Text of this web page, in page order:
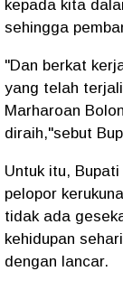
kepada kita
sehingga
"Dan berkat
yang telah
Marharoan
diraih,"sebut
Untuk itu,
pelopor
tidak ada
kehidupan
dengan lancar.